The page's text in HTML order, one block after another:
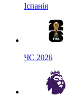
Іспанія
ЧС 2026